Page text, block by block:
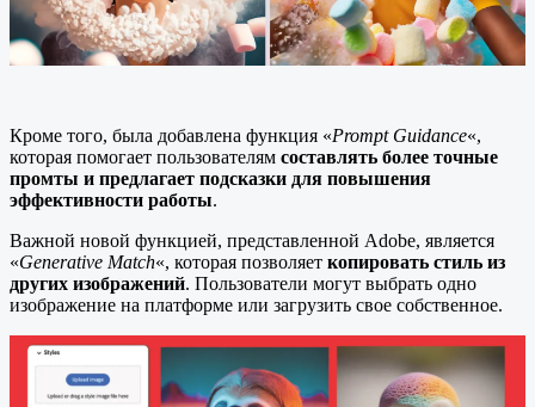
Кроме того, была добавлена функция «Prompt Guidance«,
которая помогает пользователям составлять более точные
промты и предлагает подсказки для повышения
эффективности работы.
Важной новой функцией, представленной Adobe, является
«Generative Match«, которая позволяет копировать стиль из
других изображений. Пользователи могут выбрать одно
изображение на платформе или загрузить свое собственное.